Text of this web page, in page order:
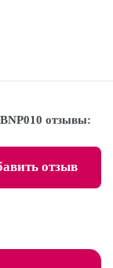
отзывы:
отзыв